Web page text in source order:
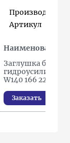
Производит.
Артикул
Наименование
Заглушка бачка
гидроусилителя
W140 166 221 /
Заказать